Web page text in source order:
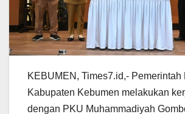
KEBUMEN, Times7.id,- Pemerintah
Kabupaten Kebumen melakukan
dengan PKU Muhammadiyah